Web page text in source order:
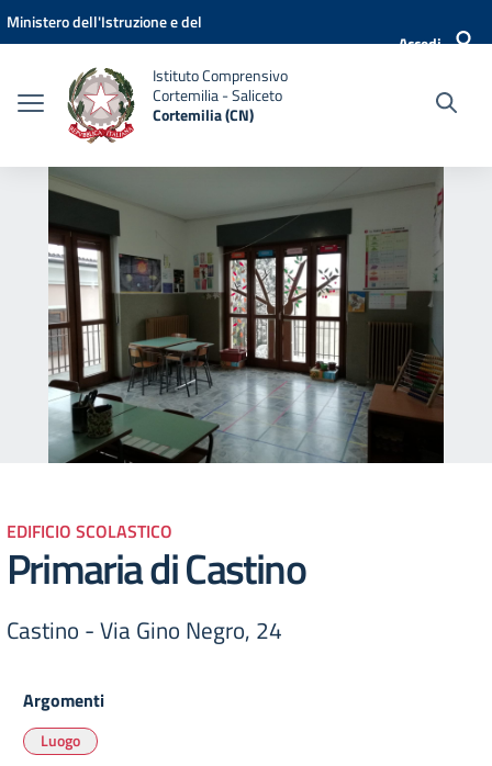
Vai ai contenuti
Vai al menu di navigazione
Vai al footer
Ministero dell'Istruzione e del
Accedi
Istituto Comprensivo
Cortemilia - Saliceto
Cortemilia (CN)
EDIFICIO SCOLASTICO
Primaria di Castino
Castino - Via Gino Negro, 24
Argomenti
Luogo